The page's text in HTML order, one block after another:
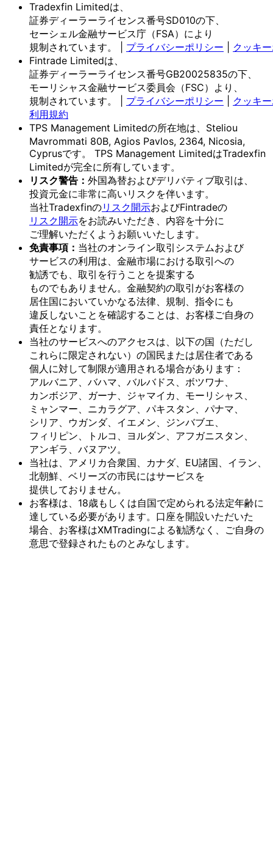
Tradexfin Limitedは、
証券ディーラーライセンス番号SD010の下、
セーシェル金融サービス庁 （FSA）により
規制されています。
プライバシーポリシー
クッキ
Fintrade Limitedは、
証券ディーラーライセンス番号GB20025835の下、
モーリシャス金融サービス委員会 （FSC）より、
規制されています。
プライバシーポリシー
クッキ
利用規約
TPS Management Limitedの所在地は、 Steliou
Mavrommati 80B, Agios Pavlos, 2364, Nicosia,
Cyprusです。
TPS Management LimitedはTradexfin
Limitedが完全に所有しています。
リスク警告： 外国為替およびデリバティブ取引は、
投資元金に非常に高いリスクを伴います。
当社Tradexfinのリスク開示およびFintradeの
リスク開示をお読みいただき、 内容を十分に
ご理解いただく よう お願いいたします。
免責事項： 当社のオンライン取引システムおよび
サービスの利用は、 金融市場における取引への
勧誘でも、 取引を行う ことを提案する
ものでもありません。 金融契約の取引がお客様の
居住国においていかなる法律、 規制、 指令にも
違反しないことを確認する ことは、 お客様ご自身の
責任と なります。
当社のサービスへのアクセスは、 以下の国 （ただし
これらに限定されない）の国民または居住者である
個人に対して制限が適用される場合があります：
アルバニア、 バハマ、 バルバドス、 ボツワナ、
カンボジア、 ガーナ、 ジャマイカ、 モーリシャス、
ミャンマー、 ニカラグア、 パキスタン、 パナマ、
シリア、 ウガンダ、 イエメン、 ジンバブエ、
フィリピン、
トルコ、 ヨルダン、 アフガニスタン、
アンギラ、 バヌアツ。
当社は、 アメリカ合衆国、 カナダ、 EU諸国、 イラン、
北朝鮮、 ベリーズの市民にはサービスを
提供しておりません。
お客様は、 18歳も しくは自国で定められる法定年齢に
達している必要があります。 口座を開設いただいた
場合、 お客様はXMTradingによる勧誘なく、 ご自身の
意思で登録された ものとみなします。